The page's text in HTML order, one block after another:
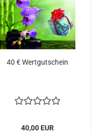
40 € Wertgutschein
40,00 EUR